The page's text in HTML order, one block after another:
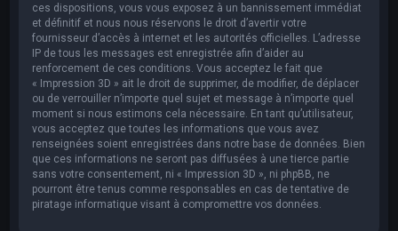
ces dispositions, vous vous exposez à un bannissement immédiat
et définitif et nous nous réservons le droit d’avertir votre
fournisseur d’accès à internet et les autorités officielles. L’adresse
IP de tous les messages est enregistrée afin d’aider au
renforcement de ces conditions. Vous acceptez le fait que
« Impression 3D » ait le droit de supprimer, de modifier, de déplacer
ou de verrouiller n’importe quel sujet et message à n’importe quel
moment si nous estimons cela nécessaire. En tant qu’utilisateur,
vous acceptez que toutes les informations que vous avez
renseignées soient enregistrées dans notre base de données. Bien
que ces informations ne seront pas diffusées à une tierce partie
sans votre consentement, ni « Impression 3D », ni phpBB, ne
pourront être tenus comme responsables en cas de tentative de
piratage informatique visant à compromettre vos données.